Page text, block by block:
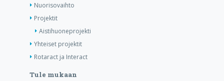
Nuorisovaihto
Projektit
Aistihuoneprojekti
Yhteiset projektit
Rotaract ja Interact
Tule mukaan